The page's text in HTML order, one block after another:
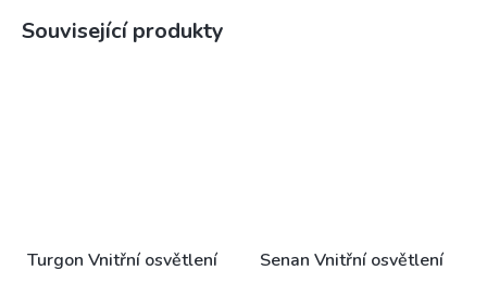
Související produkty
Turgon Vnitřní osvětlení Senan Vnitřní osvětlení